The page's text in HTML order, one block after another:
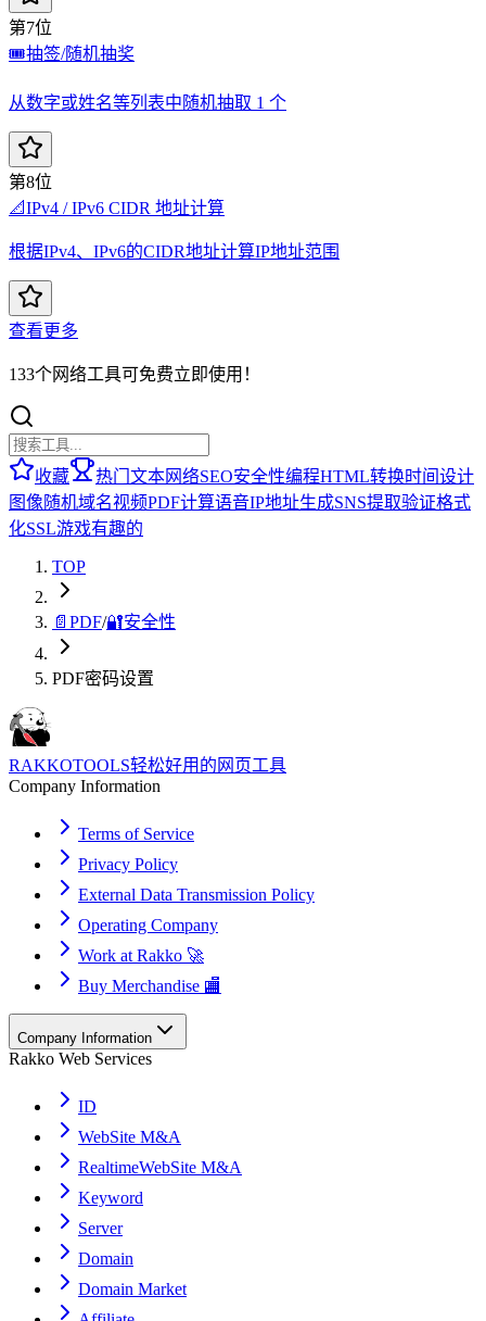
第7位
🎟️抽签/随机抽奖
从数字或姓名等列表中随机抽取 1 个
第8位
📐IPv4 / IPv6 CIDR 地址计算
根据IPv4、IPv6的CIDR地址计算IP地址范围
查看更多
133个网络工具可免费立即使用！
收藏 热门 文本网络SEO安全性编程HTML转换时间设计
图像随机域名视频PDF计算语音IP地址生成SNS提取验证格式
化SSL游戏有趣的
TOP
📄 PDF/🔐安全性
PDF密码设置
RAKKOTOOLS轻松好用的网页工具
Company Information
Terms of Service
Privacy Policy
External Data Transmission Policy
Operating Company
Work at Rakko 🚀
Buy Merchandise 🏬
Company Information
Rakko Web Services
ID
WebSite M&A
RealtimeWebSite M&A
Keyword
Server
Domain
Domain Market